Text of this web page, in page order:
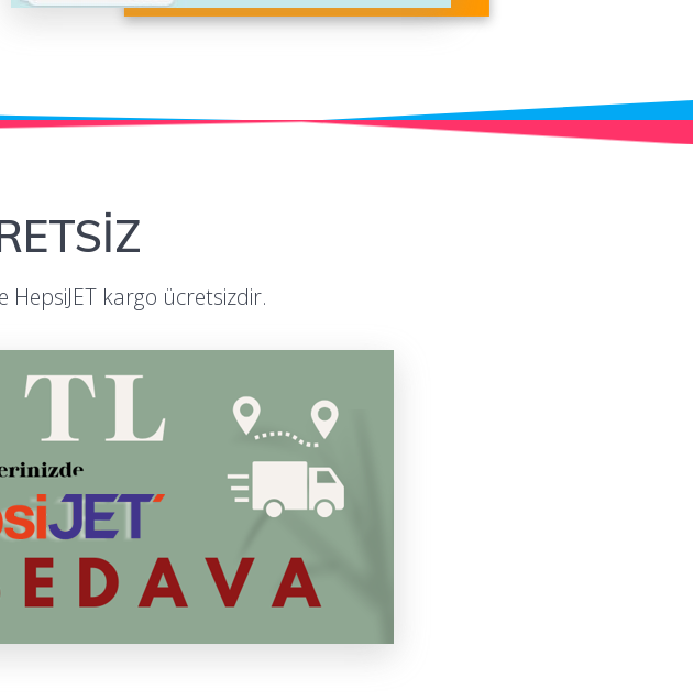
HepsiJET kargo ücretsizdir.